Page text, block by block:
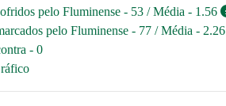
pelo Fluminense - 53 / Média - 1.56
pelo Fluminense - 77 / Média - 2.26
- 0